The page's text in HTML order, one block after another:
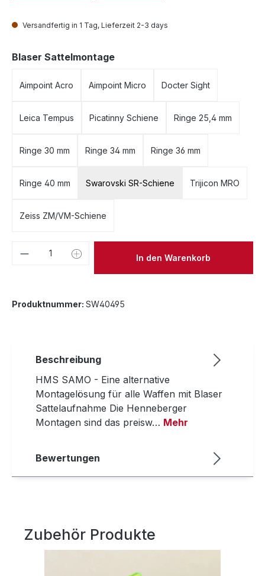
Versandfertig in 1 Tag, Lieferzeit 2-3 days
Blaser Sattelmontageauswählen
Aimpoint Acro Aimpoint Micro Docter Sight
Leica Tempus Picatinny Schiene Ringe 25,4 mm
Ringe 30 mm Ringe 34 mm Ringe 36 mm
Ringe 40 mm Swarovski SR-Schiene Trijicon MRO
Zeiss ZM/VM-Schiene
Produkt Anzahl: Gib denIn den Warenkorb
Produktnummer: SW40495
Beschreibung
HMS SAMO - Eine alternative
Montagelösung für alle Waffen mit Blaser
Sattelaufnahme Die Henneberger
Montagen sind das preisw… Mehr
Bewertungen
Produktgalerie überspringen
Zubehör Produkte